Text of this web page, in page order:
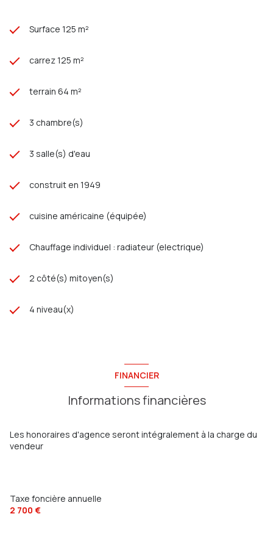
Agence Sainte Anne Immo (Adhérente FNAIM)
79 Rue Jules Barni
RCS AMIENS 803 971 555 CP 8001 2016 000 013 261
Surface 125 m²
carrez 125 m²
terrain 64 m²
3 chambre(s)
3 salle(s) d'eau
construit en 1949
cuisine américaine (équipée)
Chauffage individuel : radiateur (electrique)
2 côté(s) mitoyen(s)
4 niveau(x)
FINANCIER
Informations financières
Les honoraires d'agence seront intégralement à la charge du
vendeur
Taxe foncière annuelle
2 700 €